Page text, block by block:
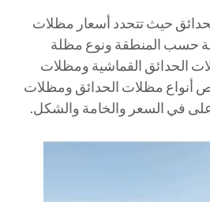
حيث تتحدد أسعار مظلات
حسب المنطقة ونوع مظلة
الحدائق القماشية ومظلات
أنواع مظلات الحدائق ومظلات
في السعر والخامة والشكل.